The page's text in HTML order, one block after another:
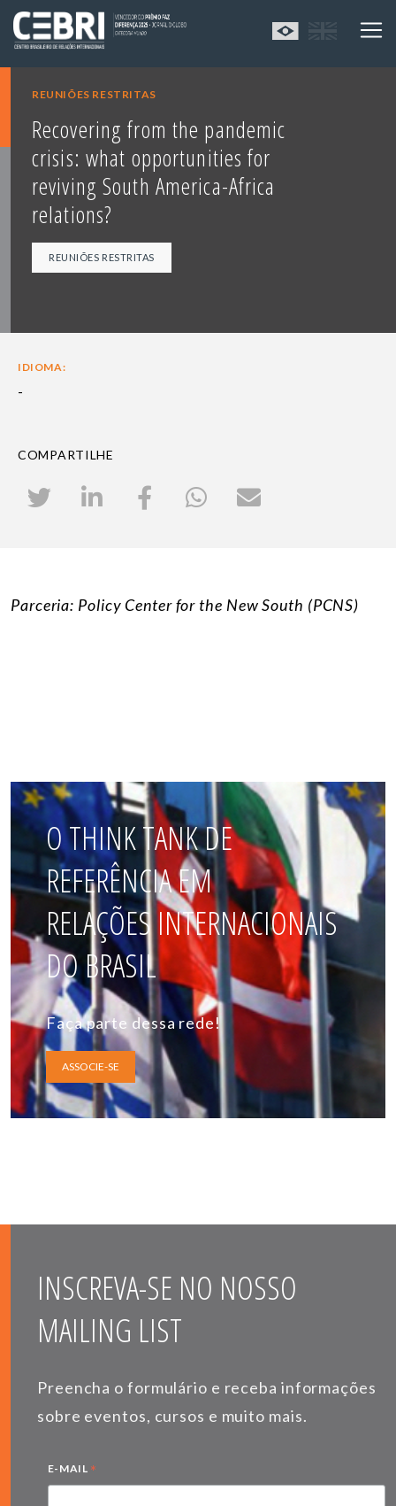
REUNIÕES RESTRITAS
Recovering from the pandemic
crisis: what opportunities for
reviving South America-Africa
relations?
REUNIÕES RESTRITAS
IDIOMA:
-
COMPARTILHE
Parceria: Policy Center for the New South (PCNS)
O THINK TANK DE
REFERÊNCIA EM
RELAÇÕES INTERNACIONAIS
DO BRASIL
Faça parte dessa rede!
ASSOCIE-SE
INSCREVA-SE NO NOSSO
MAILING LIST
Preencha o formulário e receba informações
sobre eventos, cursos e muito mais.
E-MAIL *